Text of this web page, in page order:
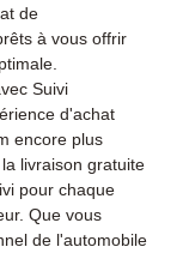
de
à vous offrir
Suivi
d'achat
encore plus
livraison gratuite
pour chaque
Que vous
de l'automobile